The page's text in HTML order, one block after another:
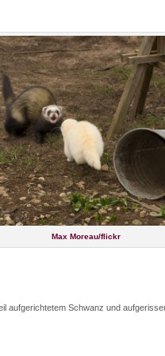
Max Moreau/flickr
aufgerichtetem Schwanz und